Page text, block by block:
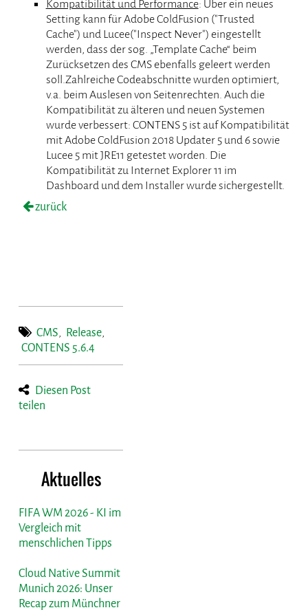
Kompatibilität und Performance: Über ein neues
Setting kann für Adobe ColdFusion ("Trusted
Cache") und Lucee("Inspect Never") eingestellt
werden, dass der sog. „Template Cache“ beim
Zurücksetzen des CMS ebenfalls geleert werden
soll.Zahlreiche Codeabschnitte wurden optimiert,
v.a. beim Auslesen von Seitenrechten. Auch die
Kompatibilität zu älteren und neuen Systemen
wurde verbessert: CONTENS 5 ist auf Kompatibilität
mit Adobe ColdFusion 2018 Updater 5 und 6 sowie
Lucee 5 mit JRE11 getestet worden. Die
Kompatibilität zu Internet Explorer 11 im
Dashboard und dem Installer wurde sichergestellt.
zurück
CMS, Release,
CONTENS 5.6.4
Diesen Post
teilen
Aktuelles
FIFA WM 2026 - KI im
Vergleich mit
menschlichen Tipps
Cloud Native Summit
Munich 2026: Unser
Recap zum Münchner